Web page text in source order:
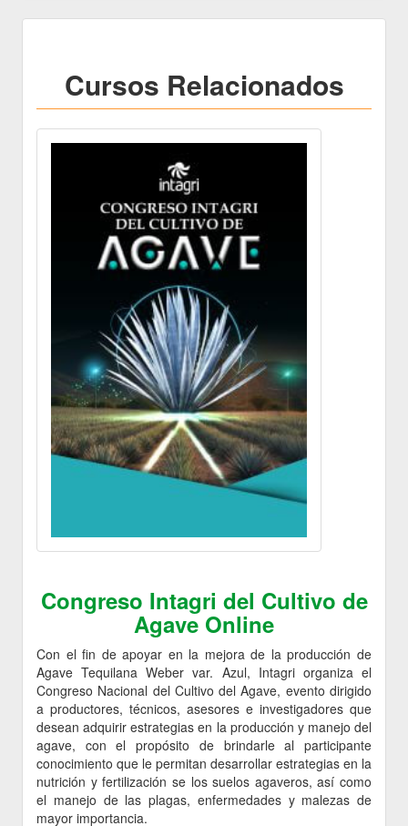
Cursos Relacionados
Congreso Intagri del Cultivo de
Agave Online
Con el fin de apoyar en la mejora de la producción de
Agave Tequilana Weber var. Azul, Intagri organiza el
Congreso Nacional del Cultivo del Agave, evento dirigido
a productores, técnicos, asesores e investigadores que
desean adquirir estrategias en la producción y manejo del
agave, con el propósito de brindarle al participante
conocimiento que le permitan desarrollar estrategias en la
nutrición y fertilización se los suelos agaveros, así como
el manejo de las plagas, enfermedades y malezas de
mayor importancia.